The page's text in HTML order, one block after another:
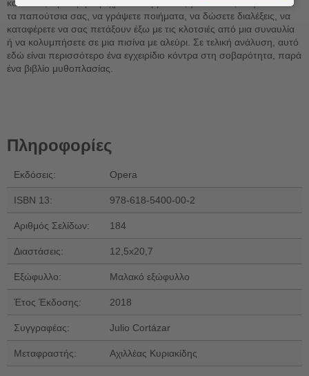
κανόνων, προσφέρει μέχρι και συμβουλές για το πώς να γυαλίσετε
τα παπούτσια σας, να γράψετε ποιήματα, να δώσετε διαλέξεις, να
καταφέρετε να σας πετάξουν έξω με τις κλοτσιές από μια συναυλία
ή να κολυμπήσετε σε μια πισίνα με αλεύρι. Σε τελική ανάλυση, αυτό
εδώ είναι περισσότερο ένα εγχειρίδιο κόντρα στη σοβαρότητα, παρά
ένα βιβλίο μυθοπλασίας.
Πληροφορίες
Εκδόσεις: Opera
ISBN 13: 978-618-5400-00-2
Αριθμός Σελίδων: 184
Διαστάσεις: 12,5x20,7
Εξώφυλλο: Μαλακό εξώφυλλο
Έτος Έκδοσης: 2018
Συγγραφέας: Julio Cortázar
Μεταφραστής: Αχιλλέας Κυριακίδης